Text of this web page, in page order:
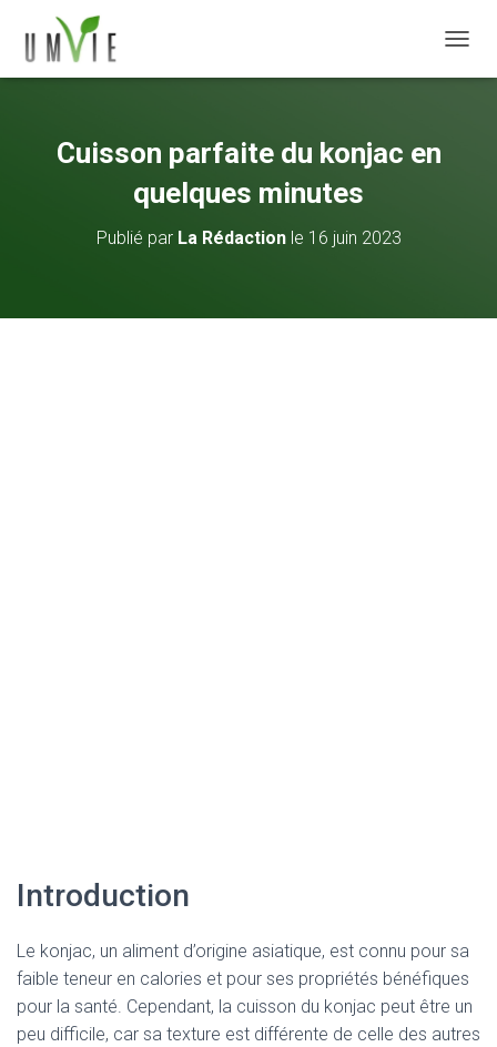
Cuisson parfaite du konjac en
quelques minutes
Publié par La Rédactionle 16 juin 2023
Introduction
Le konjac, un aliment d’origine asiatique, est connu pour sa
faible teneur en calories et pour ses propriétés bénéfiques
pour la santé. Cependant, la cuisson du konjac peut être un
peu difficile, car sa texture est différente de celle des autres